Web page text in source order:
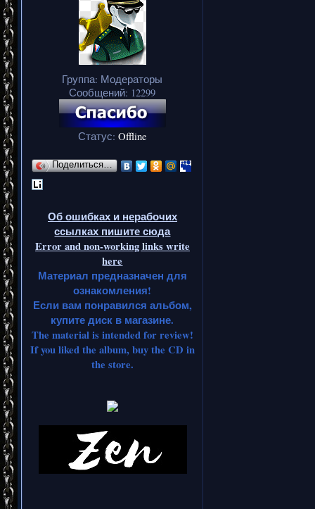
Группа: Модераторы
Сообщений: 12299
Статус: Offline
Поделиться…
Об ошибках и нерабочих
ссылках пишите сюда
Error and non-working links write
here
Материал предназначен для
ознакомления!
Если вам понравился альбом,
купите диск в магазине.
The material is intended for review!
If you liked the album, buy the CD in
the store.